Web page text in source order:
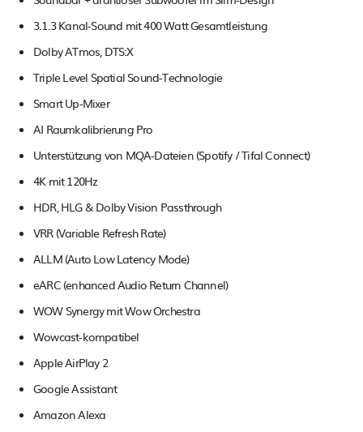
3.1.3 Kanal-Sound mit 400 Watt Gesamtleistung
Dolby ATmos, DTS:X
Triple Level Spatial Sound-Technologie
Smart Up-Mixer
AI Raumkalibrierung Pro
Unterstützung von MQA-Dateien (Spotify / Tifal Connect)
4K mit 120Hz
HDR, HLG & Dolby Vision Passthrough
VRR (Variable Refresh Rate)
ALLM (Auto Low Latency Mode)
eARC (enhanced Audio Return Channel)
WOW Synergy mit Wow Orchestra
Wowcast-kompatibel
Apple AirPlay 2
Google Assistant
Amazon Alexa